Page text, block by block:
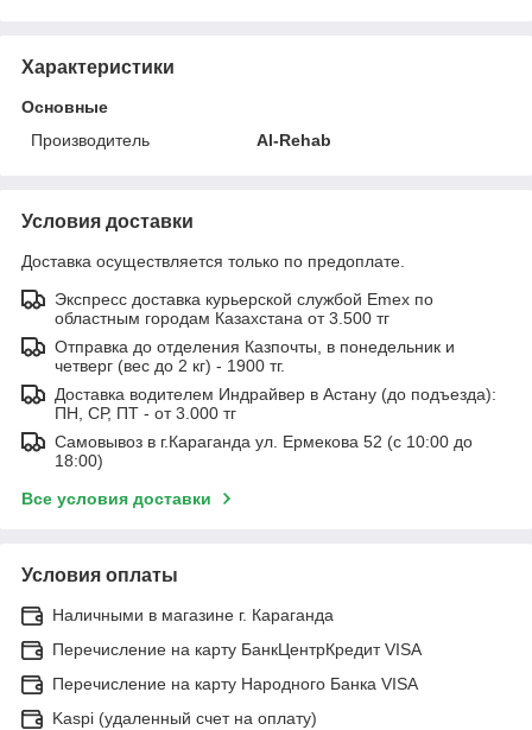
Характеристики
Основные
Производитель
Al-Rehab
Условия доставки
Доставка осуществляется только по предоплате.
Экспресс доставка курьерской службой Emex по
областным городам Казахстана от 3.500 тг
Отправка до отделения Казпочты, в понедельник и
четверг (вес до 2 кг) - 1900 тг.
Доставка водителем Индрайвер в Астану (до подъезда):
ПН, СР, ПТ - от 3.000 тг
Самовывоз в г.Караганда ул. Ермекова 52 (с 10:00 до
18:00)
Все условия доставки
Условия оплаты
Наличными в магазине г. Караганда
Перечисление на карту БанкЦентрКредит VISA
Перечисление на карту Народного Банка VISA
Kaspi (удаленный счет на оплату)